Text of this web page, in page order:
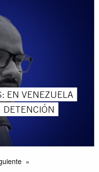
EN VENEZUELA
DETENCIÓN